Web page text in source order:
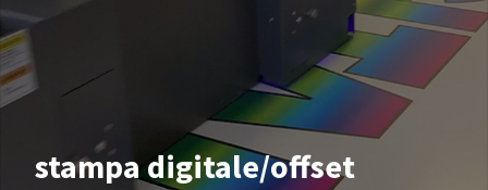
stampa digitale/offset